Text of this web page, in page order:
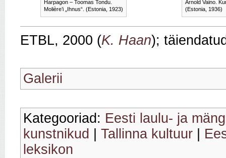
Harpagon – Toomas Tondu.
Molière’i „Ihnus“. (Estonia, 1923)
Arnold Vaino.
(Estonia, 1936)
ETBL, 2000 (K. Haan);
Galerii
Kategooriad: Eesti laulu- ja
kunstnikud
Tallinna kultuur
leksikon